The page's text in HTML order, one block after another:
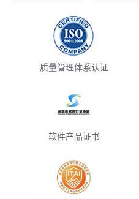
质量管理体系认证
软件产品证书